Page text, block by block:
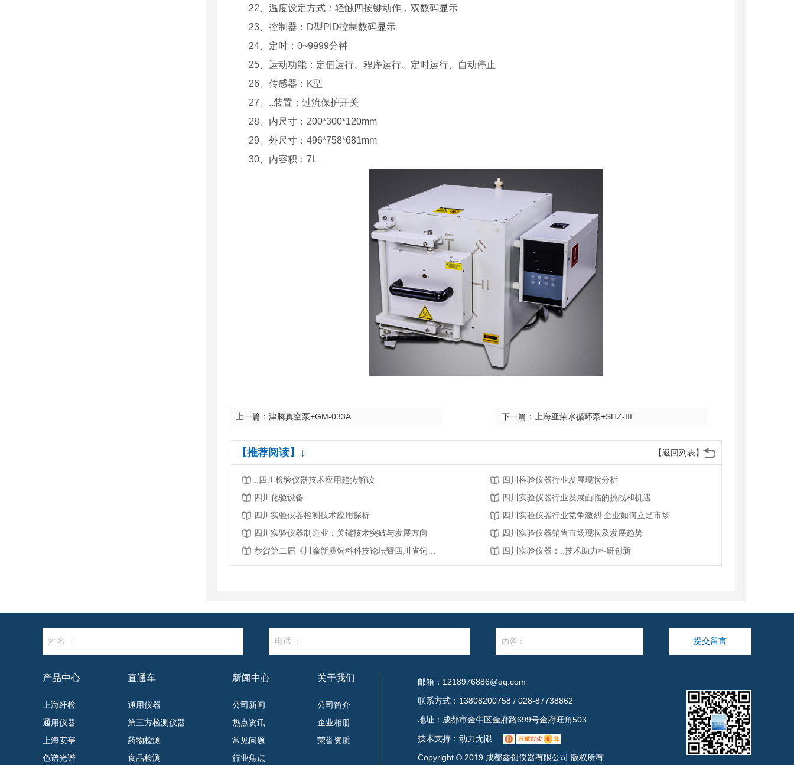
22、温度设定方式：轻触四按键动作，双数码显示
23、控制器：D型PID控制数码显示
24、定时：0~9999分钟
25、运动功能：定值运行、程序运行、定时运行、自动停止
26、传感器：K型
27、..装置：过流保护开关
28、内尺寸：200*300*120mm
29、外尺寸：496*758*681mm
30、内容积：7L
上一篇： 津腾真空泵+GM-033A 下一篇： 上海亚荣水循环泵+SHZ-III
【返回列表】
【推荐阅读】↓
..四川检验仪器技术应用趋势解读
四川检验仪器行业发展现状分析
四川化验设备
四川实验仪器行业发展面临的挑战和机遇
四川实验仪器检测技术应用探析
四川实验仪器行业竞争激烈 企业如何立足市场
四川实验仪器制造业：关键技术突破与发展方向
四川实验仪器销售市场现状及发展趋势
四川实验仪器：..技术助力科研创新
姓名 ： 电话 ： 提交留言
产品中心
上海纤检
通用仪器
上海安亭
色谱光谱
直通车
通用仪器
第三方检测仪器
药物检测
食品检测
新闻中心
公司新闻
热点资讯
常见问题
行业焦点
关于我们
公司简介
企业相册
荣誉资质
邮箱：1218976886@qq.com
联系方式：13808200758 / 028-87738862
地址：成都市金牛区金府路699号金府旺角503
技术支持： 动力无限
Copyright © 2019 成都鑫创仪器有限公司 版权所有